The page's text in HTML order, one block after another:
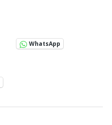
WhatsApp